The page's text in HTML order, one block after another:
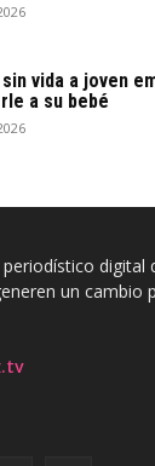
vida a joven
a su bebé
digital
un cambio